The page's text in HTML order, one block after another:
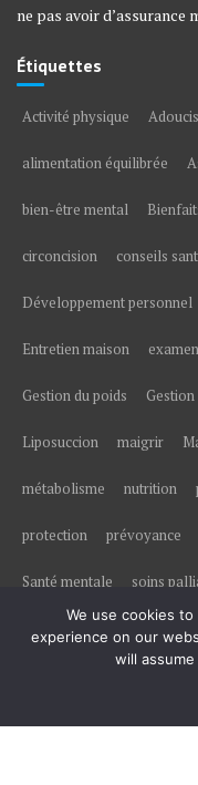
ne pas avoir d’assurance
Étiquettes
Activité physique
alimentation équilibrée
bien-être mental
circoncision conseils
Développement personnel
Entretien maison
Gestion du poids
Liposuccion maigrir
métabolisme nutrition
protection prévoyance
Santé mentale soins
Traitement du calcaire
© All right reserved
We use cookies
experience on our
will